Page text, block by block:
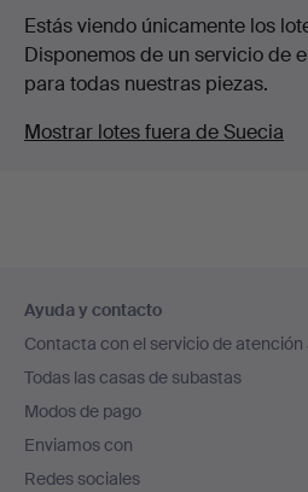
Estás viendo únicamente los
Disponemos de un servicio de
para todas nuestras piezas.
Mostrar lotes fuera de Suecia
en
el
pie
de
página
Ayuda y contacto
Contacta con el servicio de atención
Todas las casas de subastas
Modos de pago
Enviamos con
Redes sociales